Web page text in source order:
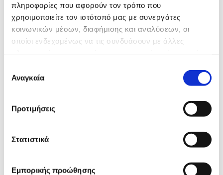
πληροφορίες που αφορούν τον τρόπο που
χρησιμοποιείτε τον ιστότοπό μας με συνεργάτες
κοινωνικών μέσων, διαφήμισης και αναλύσεων, οι
οποίοι ενδεχομένως να τις συνδυάσουν με άλλες
των υπηρεσιών τους.
συγκατάθεσης
Αναγκαία
Προτιμήσεις
Στατιστικά
Εμπορικής προώθησης